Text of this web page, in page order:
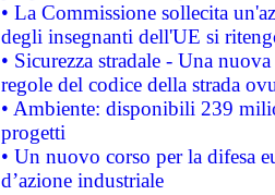
• La Commissione sollecita
degli insegnanti dell'UE si
• Sicurezza stradale - Una
regole del codice della strada
• Ambiente: disponibili 239
progetti
• Un nuovo corso per la difesa
d’azione industriale